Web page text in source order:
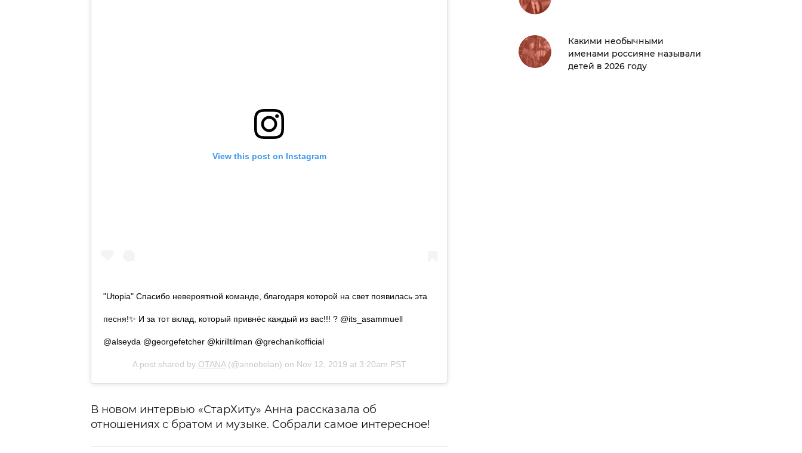
View this post on Instagram
"Utopia" Спасибо невероятной команде, благодаря которой на свет появилась эта
песня!✨ И за тот вклад, который привнёс каждый из вас!!! ? @its_asammuell
@alseyda @georgefetcher @kirilltilman @grechanikofficial
A post shared by OTANA(@annebelan) on Nov 12, 2019 at 3:20am PST
В новом интервью «СтарХиту» Анна рассказала об
отношениях с братом и музыке. Собрали самое интересное!
Какими необычными
именами россияне называли
детей в 2026 году